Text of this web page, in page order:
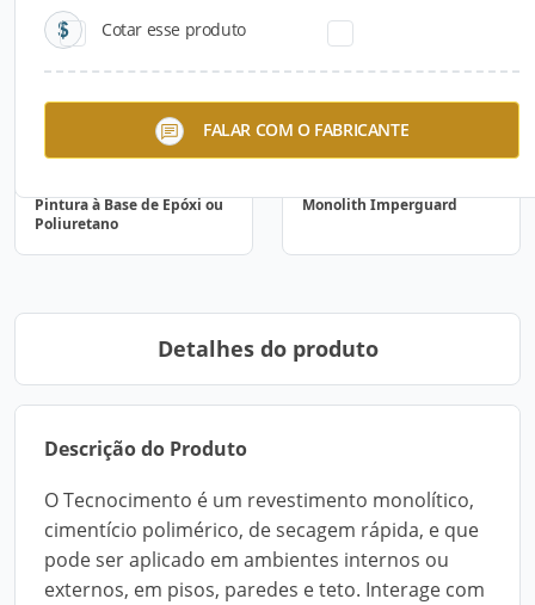
Cotar esse produto
FALAR COM O FABRICANTE
Pintura à Base de Epóxi ou
Poliuretano
Monolith Imperguard
Detalhes do produto
Descrição do Produto
O Tecnocimento é um revestimento monolítico,
cimentício polimérico, de secagem rápida, e que
pode ser aplicado em ambientes internos ou
externos, em pisos, paredes e teto. Interage com